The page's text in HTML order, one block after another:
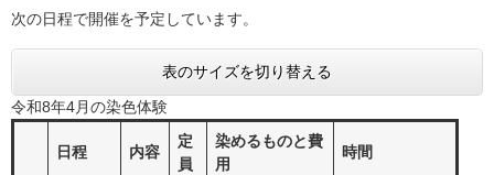
次の日程で開催を予定しています。
表のサイズを切り替える
令和8年4月の染色体験
日程 内容
定
員
染めるものと費
用
時間